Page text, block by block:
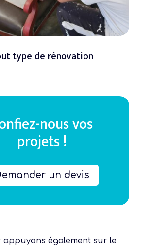
type de rénovation
nous vos
projets !
un devis
appuyons également sur le